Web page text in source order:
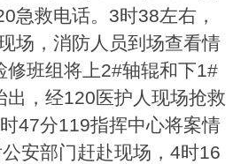
急救电话。3时38左右，
场，消防人员到场查看情
修班组将上2#轴辊和下1#
出，经120医护人现场抢救
47分119指挥中心将案情
安部门赶赴现场，4时16